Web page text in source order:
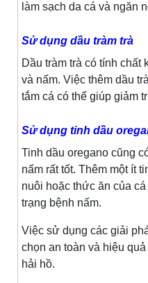
làm sạch da cá và ngăn
Sử dụng dầu tràm trà
Dầu tràm trà có tính chất
và nấm. Việc thêm dầu
tắm cá có thể giúp giảm
Sử dụng tinh dầu
Tinh dầu oregano cũng
nấm rất tốt. Thêm một ít
nuôi hoặc thức ăn của
trạng bệnh nấm.
Việc sử dụng các giải
chọn an toàn và hiệu
hải hồ.